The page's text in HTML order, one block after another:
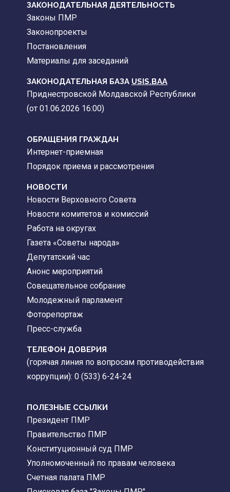
ЗАКОНОДАТЕЛЬНАЯ ДЕЯТЕЛЬНОСТЬ
Законы ПМР
Законопроекты
Постановления
Материалы для заседаний
ЗАКОНОДАТЕЛЬНАЯ БАЗА USIS.BAA
Приднестровской Молдавской Республики
(от 01.06.2026 16:00)
ОБРАЩЕНИЯ ГРАЖДАН
Интернет-приемная
Порядок приема и рассмотрения
НОВОСТИ
Новости Верховного Совета
Новости комитетов и комиссий
Работа на округах
Газета «Советы народа»
Депутатский час
Анонс мероприятий
Совещательное собрание
Молодежный парламент
Фоторепортаж
Пресс-служба
ТЕЛЕФОН ДОВЕРИЯ
(горячая линия по вопросам противодействия
коррупции): 0 (533) 6-24-24
ПОЛЕЗНЫЕ ССЫЛКИ
Президент ПМР
Правительство ПМР
Конституционный суд ПМР
Уполномоченный по правам человека
Счетная палата ПМР